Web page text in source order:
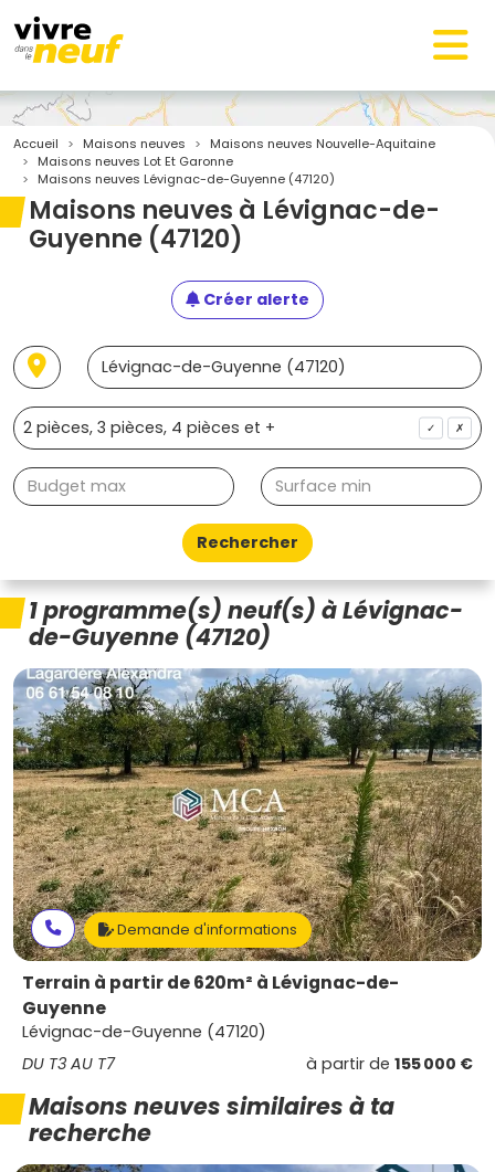
Accueil Maisons neuves
Maisons neuves Nouvelle-Aquitaine
Maisons neuves Lot Et Garonne
Maisons neuves Lévignac-de-Guyenne (47120)
Maisons neuves à Lévignac-de-
Guyenne (47120)
Créer alerte
✓ ✗
Rechercher
1 programme(s) neuf(s) à Lévignac-
de-Guyenne (47120)
Demande d'informations
Terrain à partir de 620m² à Lévignac-de-
Guyenne
Lévignac-de-Guyenne (47120)
DU T3 AU T7
à partir de 155 000 €
Maisons neuves similaires à ta
recherche